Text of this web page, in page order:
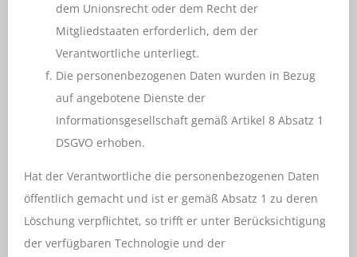
dem Unionsrecht oder dem Recht der
Mitgliedstaaten erforderlich, dem der
Verantwortliche unterliegt.
Die personenbezogenen Daten wurden in Bezug
auf angebotene Dienste der
Informationsgesellschaft gemäß Artikel 8 Absatz 1
DSGVO erhoben.
Hat der Verantwortliche die personenbezogenen Daten
öffentlich gemacht und ist er gemäß Absatz 1 zu deren
Löschung verpflichtet, so trifft er unter Berücksichtigung
der verfügbaren Technologie und der